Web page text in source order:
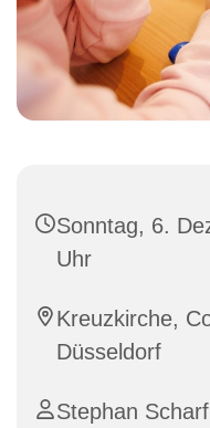
Sonntag, 6.
Uhr
Kreuzkirche,
Düsseldorf
Stephan